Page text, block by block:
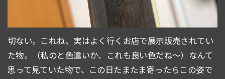
切ない。これね、実はよく行くお店で展示販売されてい
た物。（私のと色違いか、これも良い色だね〜）なんて
思って見ていた物で、この日たまたま寄ったらこの姿で